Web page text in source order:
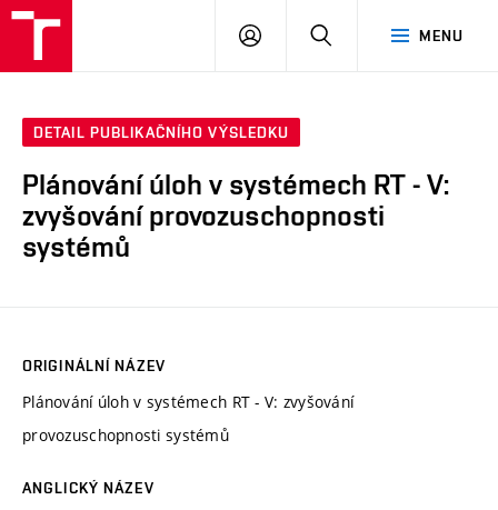
MENU
PŘIHLÁSIT
DETAIL PUBLIKAČNÍHO VÝSLEDKU
Plánování úloh v systémech RT - V:
zvyšování provozuschopnosti
systémů
ORIGINÁLNÍ NÁZEV
Plánování úloh v systémech RT - V: zvyšování
provozuschopnosti systémů
ANGLICKÝ NÁZEV